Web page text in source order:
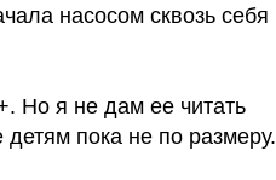
насосом сквозь себя
Но я не дам ее читать
пока не по размеру.